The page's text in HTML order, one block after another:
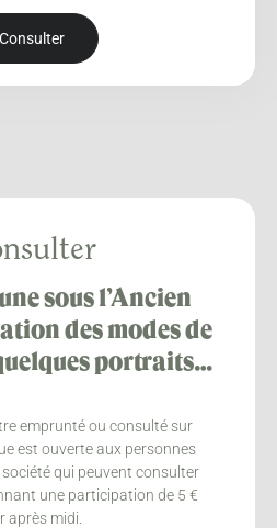
Consulter
sous l’Ancien
des modes de
portraits…
emprunté ou consulté sur
est ouverte aux personnes
qui peuvent consulter
une participation de 5 €
après midi.